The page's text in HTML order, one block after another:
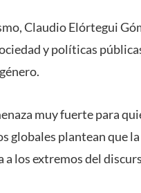
Claudio Elórtegui
y políticas
muy fuerte para
globales plantean que
los extremos del